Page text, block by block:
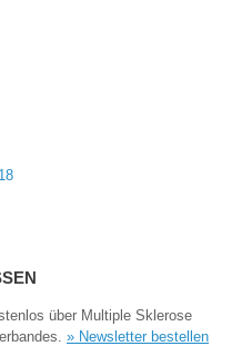
über Multiple Sklerose
» Newsletter bestellen